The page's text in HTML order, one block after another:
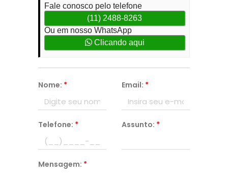
Fale conosco pelo telefone
(11) 2488-8263
Ou em nosso WhatsApp
Clicando aqui
Nome: * Email: *
Telefone: * Assunto: *
Mensagem: *